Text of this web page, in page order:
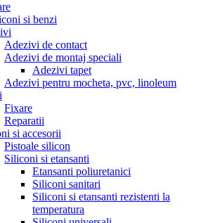
si benzi
Adezivi de contact
Adezivi de montaj speciali
Adezivi tapet
Adezivi pentru mocheta, pvc, linoleum
Fixare
Reparatii
si accesorii
Pistoale silicon
Siliconi si etansanti
Etansanti poliuretanici
Siliconi sanitari
Siliconi si etansanti rezistenti la
temperatura